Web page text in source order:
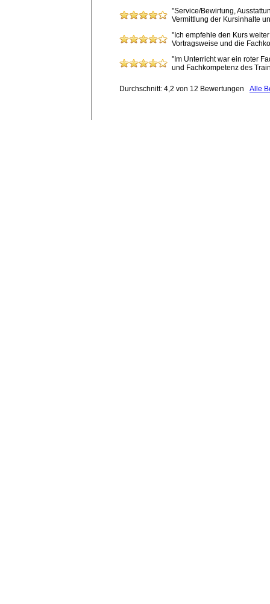
"Service/Bewirtung,
Vermittlung der Kursinhalte
"Ich empfehle den Kurs
Vortragsweise und die
"Im Unterricht war ein roter
und Fachkompetenz des
Durchschnitt: 4,2 von 12 Bewertungen Alle